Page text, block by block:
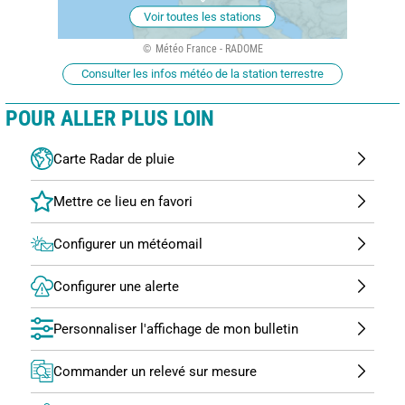
Voir toutes les stations
Météo France - RADOME
Consulter les infos météo de la station terrestre
POUR ALLER PLUS LOIN
Carte Radar de pluie
Configurer un météomail
Configurer une alerte
Personnaliser l'affichage de mon bulletin
Commander un relevé sur mesure